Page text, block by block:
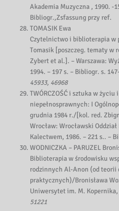
Akademia Muzyczna , 1990. -
Bibliogr.,Zsfassung przy ref.
TOMASIK Ewa
Czytelnictwo i biblioterapia w
Tomasik [poszczeg. tematy w
Zybert et al.]. – Warszawa:
1994. – 197 s. – Bibliogr. s.
45933, 46968
TWÓRCZOŚĆ i sztuka w
niepełnosprawnych: I
grudnia 1984 r./[kol. red.
Wrocław: Wrocławski
Kalectwem, 1986. – 221 s.. –
WODNICZKA – PARUZEL
Biblioterapia w środowisku
rodzinnych Al-Anon (od teorii
praktycznych)/Bronisława
Uniwersytet im. M.
51221